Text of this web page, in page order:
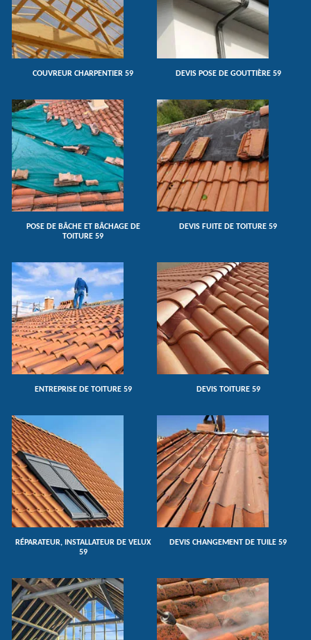
COUVREUR CHARPENTIER 59 DEVIS POSE DE GOUTTIÈRE 59
POSE DE BÂCHE ET BÂCHAGE DE
TOITURE 59
DEVIS FUITE DE TOITURE 59
ENTREPRISE DE TOITURE 59 DEVIS TOITURE 59
RÉPARATEUR, INSTALLATEUR DE VELUX
59
DEVIS CHANGEMENT DE TUILE 59